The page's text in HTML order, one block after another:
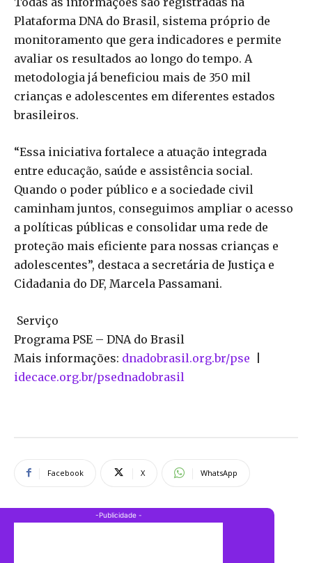
Plataforma DNA do Brasil, sistema próprio de
monitoramento que gera indicadores e permite
avaliar os resultados ao longo do tempo. A
metodologia já beneficiou mais de 350 mil
crianças e adolescentes em diferentes estados
brasileiros.
“Essa iniciativa fortalece a atuação integrada
entre educação, saúde e assistência social.
Quando o poder público e a sociedade civil
caminham juntos, conseguimos ampliar o acesso
a políticas públicas e consolidar uma rede de
proteção mais eficiente para nossas crianças e
adolescentes”, destaca a secretária de Justiça e
Cidadania do DF, Marcela Passamani.
Serviço
Programa PSE – DNA do Brasil
Mais informações: dnadobrasil.org.br/pse
idecace.org.br/psednadobrasil
Facebook X WhatsApp
-Publicidade -